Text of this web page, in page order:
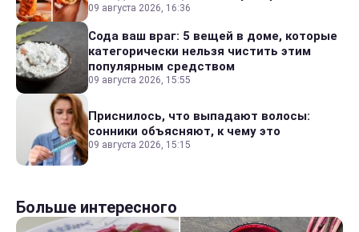
09 августа 2026, 16:36
Сода ваш враг: 5 вещей в доме, которые
категорически нельзя чистить этим
популярным средством
09 августа 2026, 15:55
Приснилось, что выпадают волосы:
сонники объясняют, к чему это
09 августа 2026, 15:15
Больше интересного